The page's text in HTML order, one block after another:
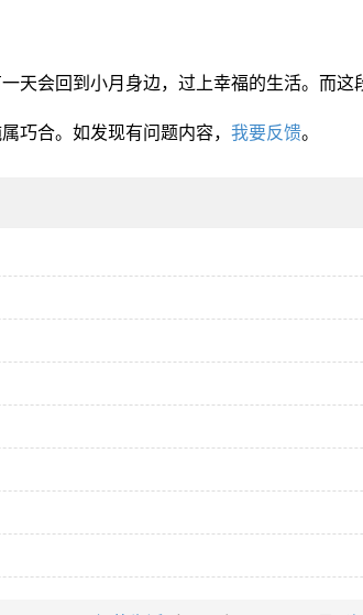
天会回到小月身边，过上幸福的生活。而这
巧合。如发现有问题内容， 我要反馈。